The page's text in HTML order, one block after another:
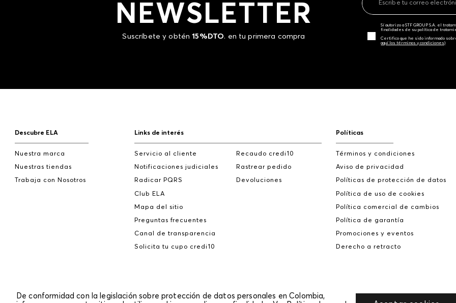
NEWSLETTER
Suscríbete y obtén15%DTO. en tu primera compra
Sí autorizo a STF GROUP S.A. el
finalidades de su política de
Certifico que he sido informado
aquí los términos y condiciones)
Descubre ELA
Nuestra marca
Nuestras tiendas
Trabaja con Nosotros
Links de interés
Servicio al cliente
Notificaciones judiciales
Radicar PQRS
Club ELA
Mapa del sitio
Preguntas frecuentes
Canal de transparencia
Solicita tu cupo credi10
Recaudo credi10
Rastrear pedido
Devoluciones
Políticas
Términos y condiciones
Aviso de privacidad
Políticas de protección de datos
Política de uso de cookies
Política comercial de cambios
Política de garantía
Promociones y eventos
Derecho a retracto
De conformidad con la legislación sobre protección de datos personales en Colombia,